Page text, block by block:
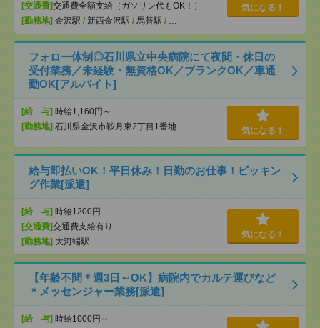
[交通費]交通費全額支給（ガソリン代もOK！）
[勤務地] 金沢駅 / 新西金沢駅 / 馬替駅 / …
気になる！
フォロー体制◎石川県立中央病院にて夜間・休日の
受付業務／未経験・無資格OK／ブランクOK／車通
勤OK[アルバイト]
[給 与] 時給1,160円～
[勤務地] 石川県金沢市鞍月東2丁目1番地 気になる！
給与即払いOK！平日休み！日勤のお仕事！ピッキン
グ作業[派遣]
[給 与] 時給1200円
[交通費]交通費支給有り
[勤務地] 大河端駅
気になる！
【年齢不問＊週3日～OK】病院内でカルテ運びなど
＊メッセンジャー業務[派遣]
[給 与] 時給1000円～